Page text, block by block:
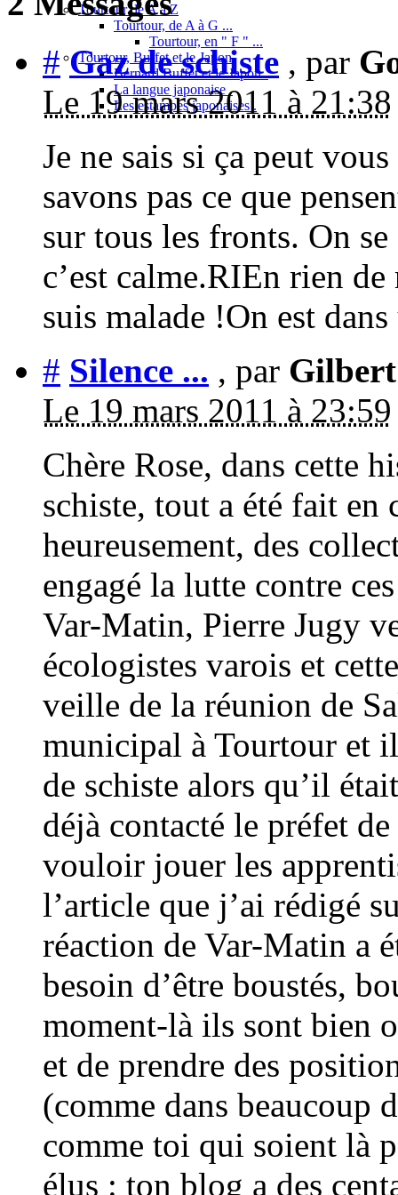
Tourtour de A à Z
Tourtour, de A à G ...
Tourtour, en " F " ...
Tourtour, Buffet et le Japon
Bernard Buffet et le Japon .
La langue japonaise .
Les estampes japonaises .
# Gaz de schiste , par
Le 19 mars 2011 à 21:38
Je ne sais si ça peut
savons pas ce que
sur tous les fronts. On
c’est calme.RIEn rien
suis malade !On est
# Silence ... , par
Le 19 mars 2011 à 23:59
Chère Rose, dans cette
schiste, tout a été fait
heureusement, des
engagé la lutte contre
Var-Matin, Pierre Jugy
écologistes varois et
veille de la réunion de
municipal à Tourtour et
de schiste alors qu’il
déjà contacté le préfet
vouloir jouer les
l’article que j’ai rédigé
réaction de Var-Matin a
besoin d’être boustés,
moment-là ils sont bien
et de prendre des
(comme dans beaucoup
comme toi qui soient là
élus : ton blog a des